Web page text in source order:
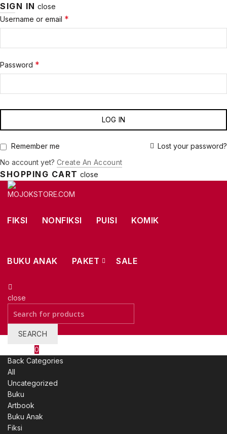
SIGN IN close
Username or email *
Password *
LOG IN
Lost your password?
Remember me
No account yet? Create An Account
SHOPPING CART close
FIKSI NONFIKSI PUISI KOMIK
BUKU ANAK PAKET SALE
close
for:
SEARCH
0
Back Categories
All
Uncategorized
Buku
Artbook
Buku Anak
Fiksi